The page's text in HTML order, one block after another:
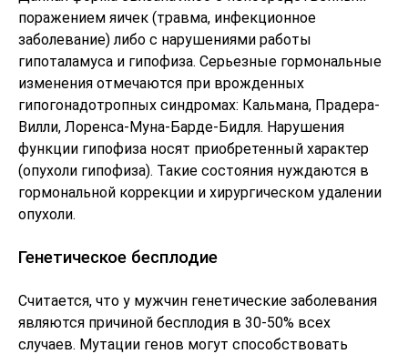
поражением яичек (травма, инфекционное
заболевание) либо с нарушениями работы
гипоталамуса и гипофиза. Серьезные гормональные
изменения отмечаются при врожденных
гипогонадотропных синдромах: Кальмана, Прадера-
Вилли, Лоренса-Муна-Барде-Бидля. Нарушения
функции гипофиза носят приобретенный характер
(опухоли гипофиза). Такие состояния нуждаются в
гормональной коррекции и хирургическом удалении
опухоли.
Генетическое бесплодие
Считается, что у мужчин генетические заболевания
являются причиной бесплодия в 30-50% всех
случаев. Мутации генов могут способствовать